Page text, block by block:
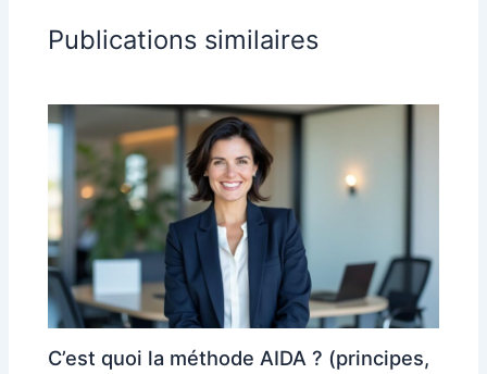
Publications similaires
C’est quoi la méthode AIDA ? (principes,